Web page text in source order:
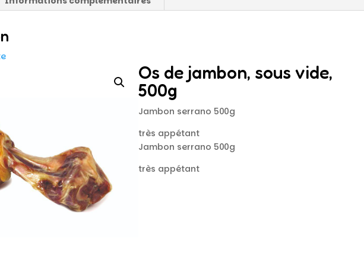
Os de jambon, sous vide,
500g
Jambon serrano 500g
très appétant
Jambon serrano 500g
très appétant